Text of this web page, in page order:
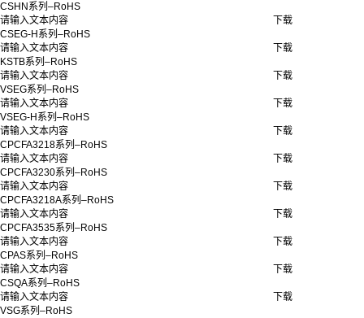
CSHN系列–RoHS
请输入文本内容
CSEG-H系列–RoHS
下载
请输入文本内容
KSTB系列–RoHS
下载
请输入文本内容
VSEG系列–RoHS
下载
请输入文本内容
VSEG-H系列–RoHS
下载
请输入文本内容
CPCFA3218系列–RoHS
下载
请输入文本内容
CPCFA3230系列–RoHS
下载
请输入文本内容
CPCFA3218A系列–RoHS
下载
请输入文本内容
CPCFA3535系列–RoHS
下载
请输入文本内容
CPAS系列–RoHS
下载
请输入文本内容
CSQA系列–RoHS
下载
请输入文本内容
VSG系列–RoHS
下载